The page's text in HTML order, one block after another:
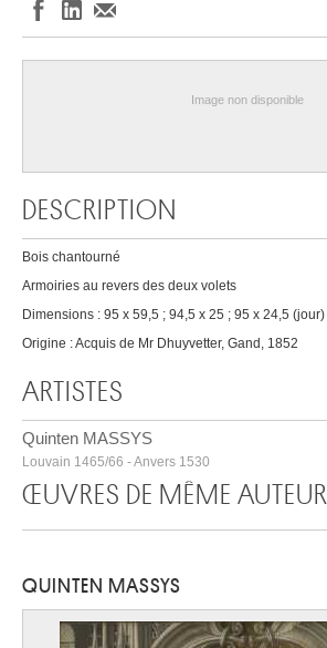
Image non disponible
DESCRIPTION
Bois chantourné
Armoiries au revers des deux volets
Dimensions : 95 x 59,5 ; 94,5 x 25 ; 95 x 24,5 (jour)
Origine : Acquis de Mr Dhuyvetter, Gand, 1852
ARTISTES
Quinten MASSYS
Louvain 1465/66 - Anvers 1530
ŒUVRES DE MÊME AUTEUR
QUINTEN MASSYS